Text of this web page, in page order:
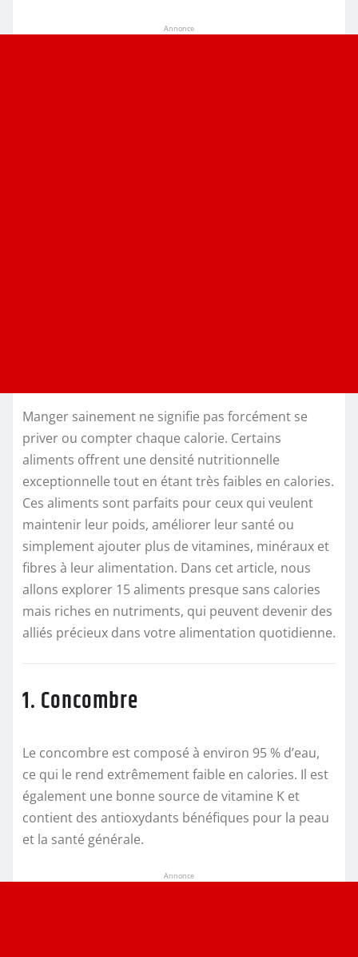
Annonce
Manger sainement ne signifie pas forcément se
priver ou compter chaque calorie. Certains
aliments offrent une densité nutritionnelle
exceptionnelle tout en étant très faibles en calories.
Ces aliments sont parfaits pour ceux qui veulent
maintenir leur poids, améliorer leur santé ou
simplement ajouter plus de vitamines, minéraux et
fibres à leur alimentation. Dans cet article, nous
allons explorer 15 aliments presque sans calories
mais riches en nutriments, qui peuvent devenir des
alliés précieux dans votre alimentation quotidienne.
1. Concombre
Le concombre est composé à environ 95 % d’eau,
ce qui le rend extrêmement faible en calories. Il est
également une bonne source de vitamine K et
contient des antioxydants bénéfiques pour la peau
et la santé générale.
Annonce